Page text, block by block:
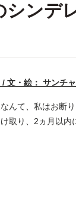
シンデ
文・絵： サンチャ
なんて、私はお断
取り、2ヵ月以